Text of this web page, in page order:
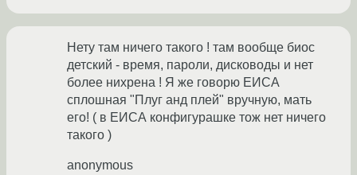
Нету там ничего такого ! там вообще биос
детский - время, пароли, дисководы и нет
более нихрена ! Я же говорю ЕИСА
сплошная "Плуг анд плей" вручную, мать
его! ( в ЕИСА конфигурашке тож нет ничего
такого )
anonymous